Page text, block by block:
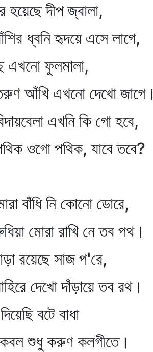
হয়েছে দীপ জ্বালা,
হৃদয়ে এসে লাগে,
এখনো ফুলমালা,
এখনো দেখো জাগে।
এখনি কি গো হবে,
পথিক, যাবে তবে?
বাঁধি নি কোনো ডোরে,
রাখি নে তব পথ।
রয়েছে সাজ প'রে,
দেখো দাঁড়ায়ে তব রথ।
বটে বাধা
করুণ কলগীতে।